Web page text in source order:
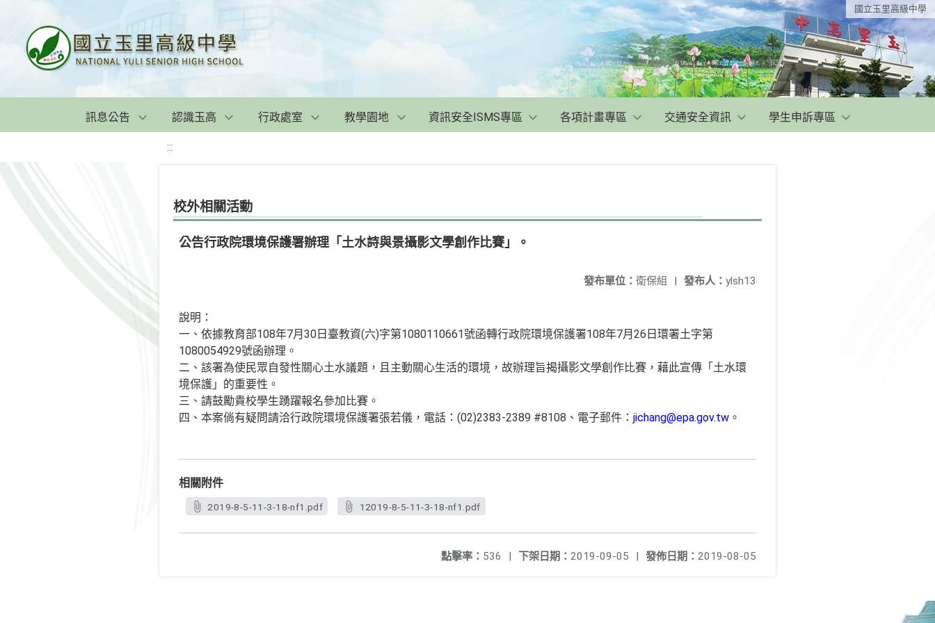
國立玉里高級中學
訊息公告 認識玉高 行政處室 教學園地 資訊安全ISMS專區 各項計畫專區 交通安全資訊 學生申訴專區
:::
校外相關活動
公告行政院環境保護署辦理「土水詩與景攝影文學創作比賽」。
發布人： ylsh13
發布單位： 衛保組 |
說明：
一、依據教育部108年7月30日臺教資(六)字第1080110661號函轉行政院環境保護署108年7月26日環署土字第
1080054929號函辦理。
二、該署為使民眾自發性關心土水議題，且主動關心生活的環境，故辦理旨揭攝影文學創作比賽，藉此宣傳「土水環
境保護」的重要性。
三、請鼓勵貴校學生踴躍報名參加比賽。
四、本案倘有疑問請洽行政院環境保護署張若儀，電話：(02)2383-2389 #8108、電子郵件： jichang@epa.gov.tw 。
相關附件
2019-8-5-11-3-18-nf1.pdf 12019-8-5-11-3-18-nf1.pdf
發佈日期： 2019-08-05
下架日期： 2019-09-05 |
點擊率： 536 |